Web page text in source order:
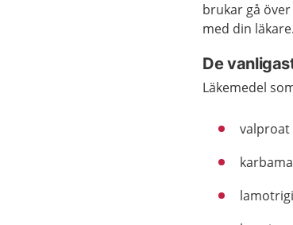
brukar gå
med din läkare.
De
Läkemedel
valproat